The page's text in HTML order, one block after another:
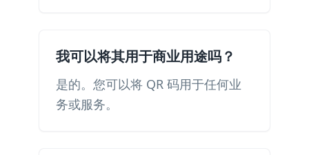
我可以将其用于商业用途吗？
是的。您可以将 QR 码用于任何业
务或服务。